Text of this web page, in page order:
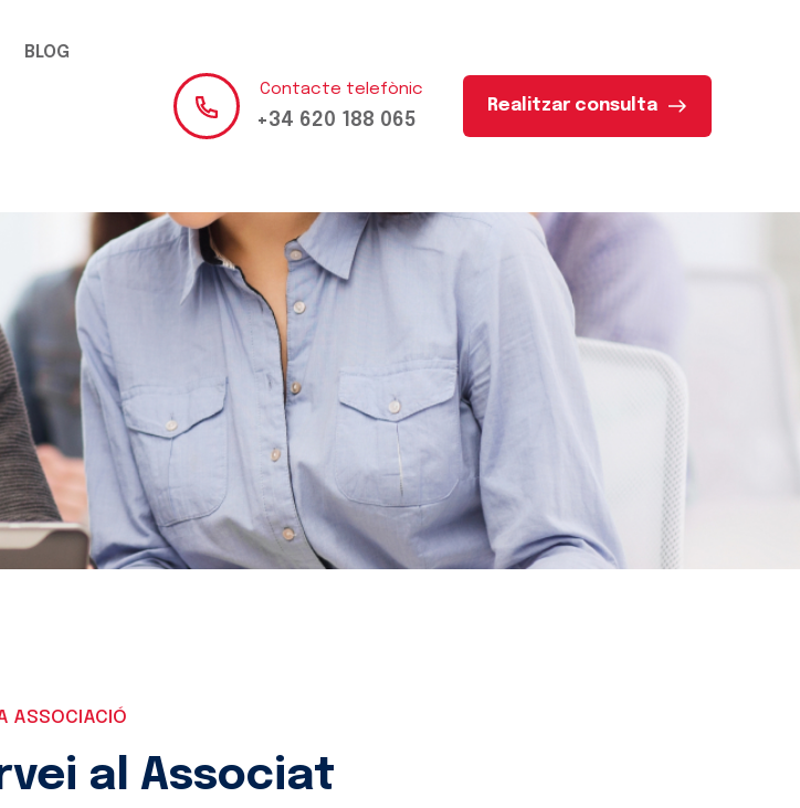
BLOG
Contacte telefònic
+34 620 188 065
Realitzar consulta
ASSOCIACIÓ
al Associat